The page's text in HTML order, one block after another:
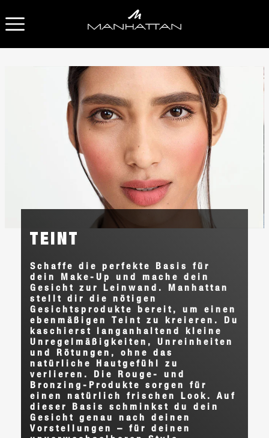
OPEN NAVIGATION
TEINT
Schaffe die perfekte Basis für
dein Make-Up und mache dein
Gesicht zur Leinwand. Manhattan
stellt dir die nötigen
Gesichtsprodukte bereit, um einen
ebenmäßigen Teint zu kreieren. Du
kaschierst langanhaltend kleine
Unregelmäßigkeiten, Unreinheiten
und Rötungen, ohne das
natürliche Hautgefühl zu
verlieren. Die Rouge- und
Bronzing-Produkte sorgen für
einen natürlich frischen Look. Auf
dieser Basis schminkst du dein
Gesicht genau nach deinen
Vorstellungen – für deinen